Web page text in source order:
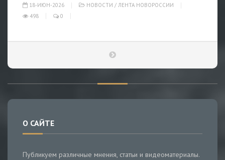
18-ИЮН-2026 НОВОСТИ / ЛЕНТА НОВОРОССИИ
498
0
О САЙТЕ
Публикуем различные мнения, статьи и видеоматериалы.